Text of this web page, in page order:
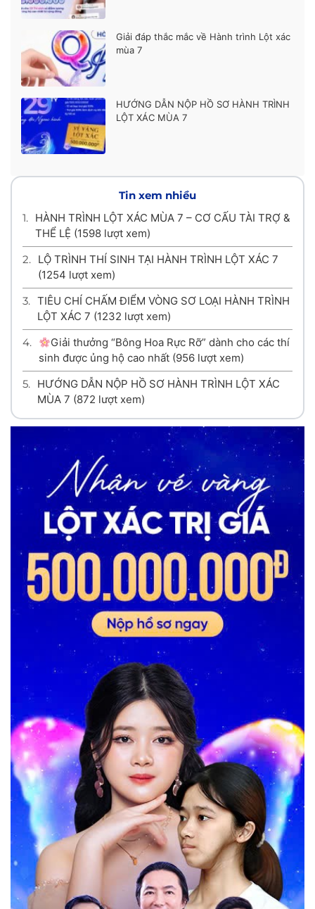
Giải đáp thắc mắc về Hành trình Lột xác
mùa 7
HƯỚNG DẪN NỘP HỒ SƠ HÀNH TRÌNH
LỘT XÁC MÙA 7
Tin xem nhiều
1. HÀNH TRÌNH LỘT XÁC MÙA 7 – CƠ CẤU TÀI TRỢ &
THỂ LỆ (1598 lượt xem)
2.
LỘ TRÌNH THÍ SINH TẠI HÀNH TRÌNH LỘT XÁC 7
(1254 lượt xem)
3. TIÊU CHÍ CHẤM ĐIỂM VÒNG SƠ LOẠI HÀNH TRÌNH
LỘT XÁC 7 (1232 lượt xem)
4.
Giải thưởng “Bông Hoa Rực Rỡ” dành cho các thí
sinh được ủng hộ cao nhất (956 lượt xem)
5. HƯỚNG DẪN NỘP HỒ SƠ HÀNH TRÌNH LỘT XÁC
MÙA 7 (872 lượt xem)